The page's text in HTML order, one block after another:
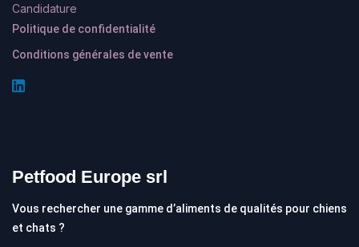
Candidature
Politique de confidentialité
Conditions générales de vente
Petfood Europe srl
Vous rechercher une gamme d’aliments de qualités pour chiens
et chats ?